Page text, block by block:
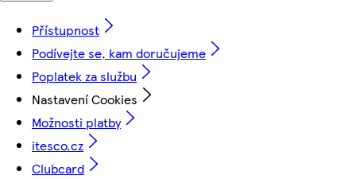
Přístupnost
Podívejte se, kam doručujeme
Poplatek za službu
Nastavení Cookies
Možnosti platby
itesco.cz
Clubcard